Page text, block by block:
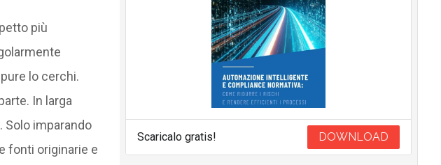
più
lo cerchi.
In larga
Solo imparando
fonti originarie e
Scaricalo gratis! DOWNLOAD